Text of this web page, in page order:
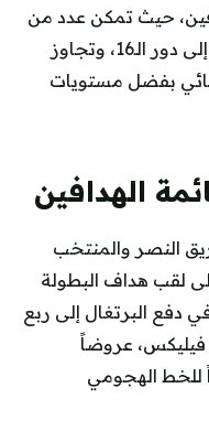
حيث تمكن عدد من
هؤلاء اللاعبين من تأهيل منتخباتهم إلى دور الـ16، وتجاوز
بفضل مستويات
الهدافين
النصر والمنتخب
لقب هداف البطولة
البرتغال إلى ربع
فيليكس، عروضاً
للخط الهجومي